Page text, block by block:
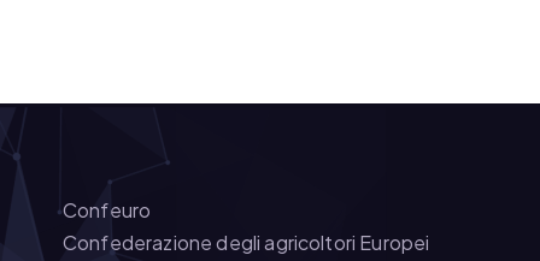
Confeuro
Confederazione degli agricoltori Europei